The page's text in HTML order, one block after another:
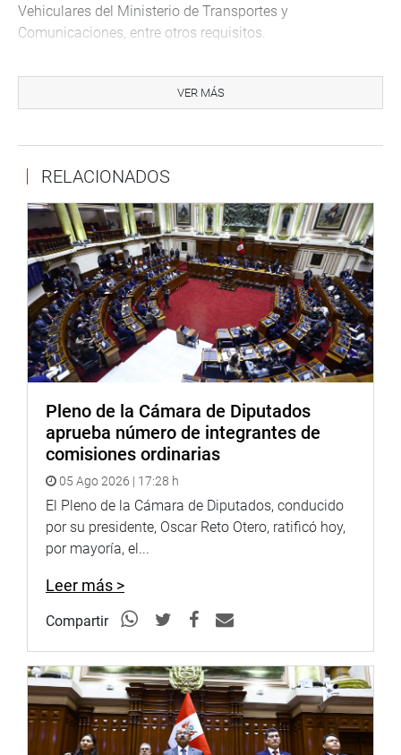
Vehiculares del Ministerio de Transportes y
Comunicaciones, entre otros requisitos.
interés nacional el mejoramiento y ampliación de la red
vecinal Taray – Macay –UchuyQosqo – Chimpacalca-
Huandar Grande-Huycho; Quenco-Sihua- Quillhuay-
Macay, y Lima provincias -Quenco, en los distritos de
Taray, Coya, Lamay y Calca, de la provincia de Calca,
departamento de Cusco.
Asimismo, se aprobó la iniciativa legislativa que dispone
la promoción de la masificación de instalación del
servicio de Internet en las localidades de Loreto.
Igualmente, fue aprobado el proyecto que declara de
necesidad pública y de interés nacional, la construcción
OFICINA DE COMUNICACIONES
VER MÁS
RELACIONADOS
Pleno de la Cámara de Diputados
aprueba número de integrantes de
comisiones ordinarias
05 Ago 2026 | 17:28 h
El Pleno de la Cámara de Diputados, conducido
por su presidente, Oscar Reto Otero, ratificó hoy,
por mayoría, el...
Leer más >
Compartir